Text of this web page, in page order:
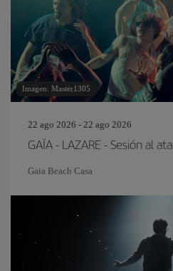
Imagen: Master1305
22 ago 2026 - 22 ago 2026
GAÏA - LAZARE - Sesión al
Gaia Beach Casa